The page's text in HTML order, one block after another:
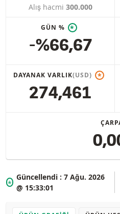
Alış hacmi 300.000
GÜN % *
-%66,67
DAYANAK VARLIK(USD) *
274,461
*
Güncellendi :7 Ağu. 2026
@ 15:33:01